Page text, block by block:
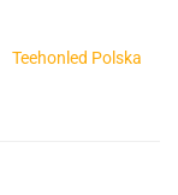
Teehonled Polska